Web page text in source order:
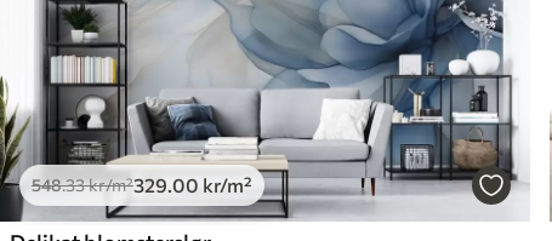
548.33kr/m²329.00 kr/m²